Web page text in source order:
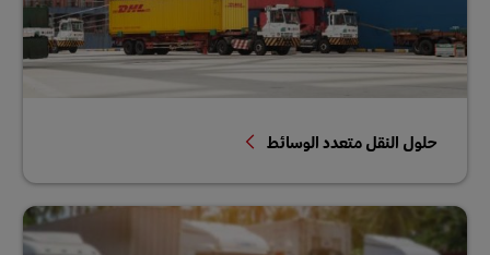
حلول النقل متعدد الوسائط